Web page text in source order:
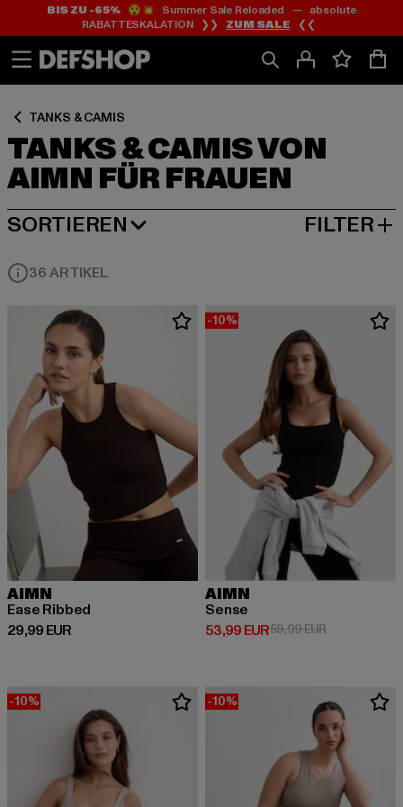
Zum
Inhalt
springen
Zum
Fußzeile
springen
BIS ZU -65%😲💥 Summer Sale Reloaded — absolute
RABATTESKALATION ❯❯ ZUM SALE ❮❮
TANKS & CAMIS
TANKS & CAMIS VON
AIMN FÜR FRAUEN
Zum
Produktraster
springen
SORTIEREN
BELIEBTESTE FILTER
36 ARTIKEL
AIMN
Ease Ribbed
29,99 EUR
Derzeitiger Preis: 29,99 EUR
-10%
AIMN
Sense
53,99 EUR
Derzeitiger Preis: 53,99 EUR
59,99 EURAktionspreis:
-10% -10%